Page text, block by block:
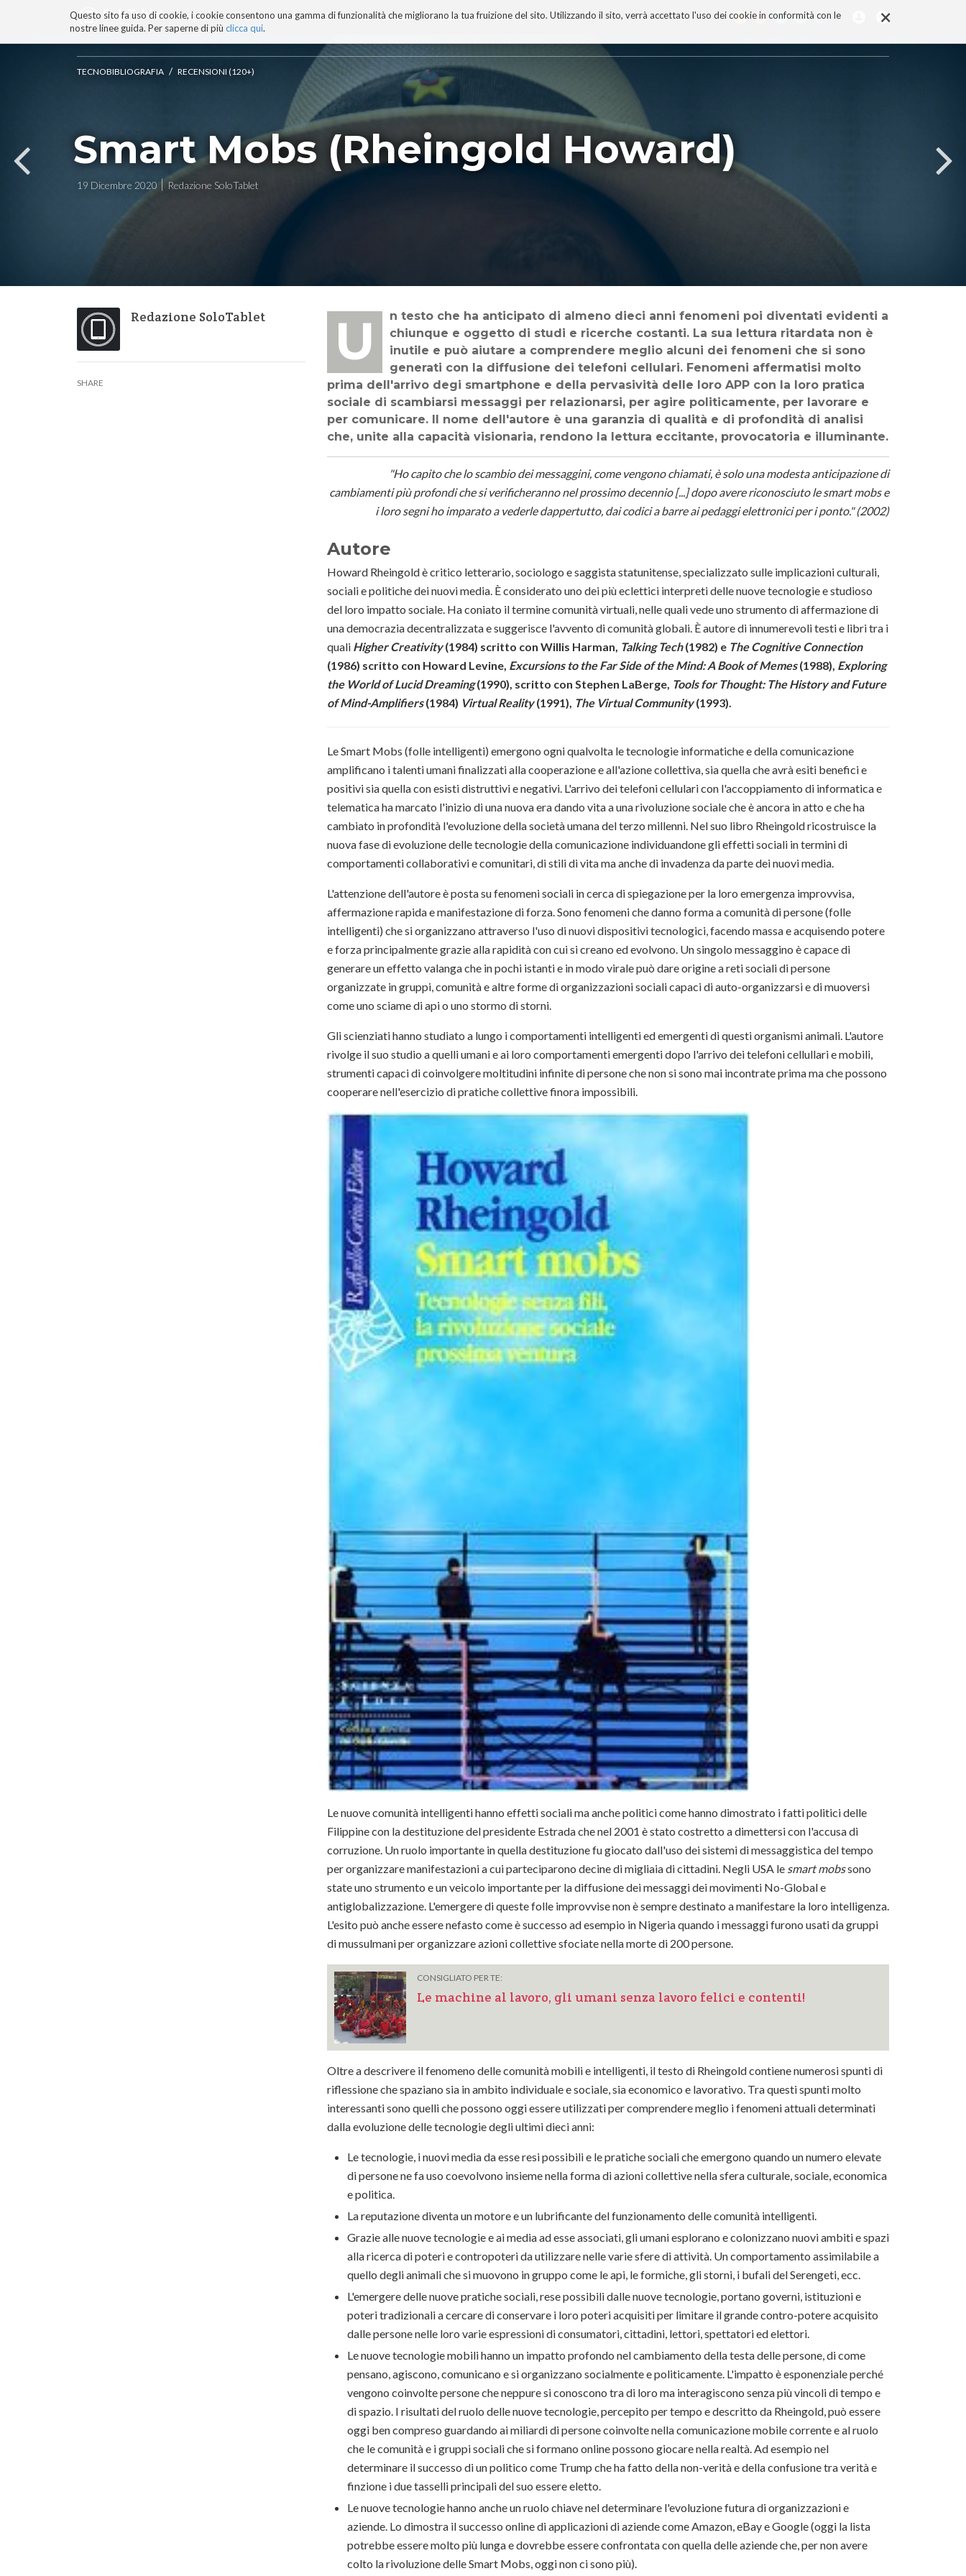
×
Questo sito fa uso di cookie, i cookie consentono una gamma di funzionalità che migliorano la tua fruizione del sito. Utilizzando il sito, verrà accettato l'uso dei cookie in conformità con le
nostre linee guida. Per saperne di più clicca qui.
BLOG TECNOCONSAPEVOLEZZA TECNOBIBLIOGRAFIA I MIEI LIBRI PROGETTO
ai
contenuti.
navigazione
TECNOBIBLIOGRAFIA / RECENSIONI (120+)
Smart Mobs (Rheingold Howard)
19 Dicembre 2020 Redazione SoloTablet
Redazione SoloTablet
SHARE
Un testo che ha anticipato di almeno dieci anni fenomeni poi diventati evidenti a
chiunque e oggetto di studi e ricerche costanti. La sua lettura ritardata non è
inutile e può aiutare a comprendere meglio alcuni dei fenomeni che si sono
generati con la diffusione dei telefoni cellulari. Fenomeni affermatisi molto
prima dell'arrivo degi smartphone e della pervasività delle loro APP con la loro pratica
sociale di scambiarsi messaggi per relazionarsi, per agire politicamente, per lavorare e
per comunicare. Il nome dell'autore è una garanzia di qualità e di profondità di analisi
che, unite alla capacità visionaria, rendono la lettura eccitante, provocatoria e illuminante.
"Ho capito che lo scambio dei messaggini, come vengono chiamati, è solo una modesta anticipazione di
cambiamenti più profondi che si verificheranno nel prossimo decennio [...] dopo avere riconosciuto le smart mobs e
i loro segni ho imparato a vederle dappertutto, dai codici a barre ai pedaggi elettronici per i ponto." (2002)
Autore
Howard Rheingold è critico letterario, sociologo e saggista statunitense, specializzato sulle implicazioni culturali,
sociali e politiche dei nuovi media. È considerato uno dei più eclettici interpreti delle nuove tecnologie e studioso
del loro impatto sociale. Ha coniato il termine comunità virtuali, nelle quali vede uno strumento di affermazione di
una democrazia decentralizzata e suggerisce l'avvento di comunità globali. È autore di innumerevoli testi e libri tra i
quali Higher Creativity(1984) scritto con Willis Harman Talking Tech(1982) e The Cognitive Connection
(1986) scritto con Howard Levine, Excursions to the Far Side of the Mind: A Book of Memes(1988), Exploring
the World of Lucid Dreaming(1990), scritto con Stephen LaBerge, Tools for Thought: The History and Future
of Mind-Amplifiers(1984) Virtual Reality(1991), The Virtual Community(1993).
Le Smart Mobs (folle intelligenti) emergono ogni qualvolta le tecnologie informatiche e della comunicazione
amplificano i talenti umani finalizzati alla cooperazione e all'azione collettiva, sia quella che avrà esiti benefici e
positivi sia quella con esisti distruttivi e negativi. L'arrivo dei telefoni cellulari con l'accoppiamento di informatica e
telematica ha marcato l'inizio di una nuova era dando vita a una rivoluzione sociale che è ancora in atto e che ha
cambiato in profondità l'evoluzione della società umana del terzo millenni. Nel suo libro Rheingold ricostruisce la
nuova fase di evoluzione delle tecnologie della comunicazione individuandone gli effetti sociali in termini di
comportamenti collaborativi e comunitari, di stili di vita ma anche di invadenza da parte dei nuovi media.
L'attenzione dell'autore è posta su fenomeni sociali in cerca di spiegazione per la loro emergenza improvvisa,
affermazione rapida e manifestazione di forza. Sono fenomeni che danno forma a comunità di persone (folle
intelligenti) che si organizzano attraverso l'uso di nuovi dispositivi tecnologici, facendo massa e acquisendo potere
e forza principalmente grazie alla rapidità con cui si creano ed evolvono. Un singolo messaggino è capace di
generare un effetto valanga che in pochi istanti e in modo virale può dare origine a reti sociali di persone
organizzate in gruppi, comunità e altre forme di organizzazioni sociali capaci di auto-organizzarsi e di muoversi
come uno sciame di api o uno stormo di storni.
Gli scienziati hanno studiato a lungo i comportamenti intelligenti ed emergenti di questi organismi animali. L'autore
rivolge il suo studio a quelli umani e ai loro comportamenti emergenti dopo l'arrivo dei telefoni cellullari e mobili,
strumenti capaci di coinvolgere moltitudini infinite di persone che non si sono mai incontrate prima ma che possono
cooperare nell'esercizio di pratiche collettive finora impossibili.
Le nuove comunità intelligenti hanno effetti sociali ma anche politici come hanno dimostrato i fatti politici delle
Filippine con la destituzione del presidente Estrada che nel 2001 è stato costretto a dimettersi con l'accusa di
corruzione. Un ruolo importante in quella destituzione fu giocato dall'uso dei sistemi di messaggistica del tempo
per organizzare manifestazioni a cui parteciparono decine di migliaia di cittadini. Negli USA le smart mobssono
state uno strumento e un veicolo importante per la diffusione dei messaggi dei movimenti No-Global e
antiglobalizzazione. L'emergere di queste folle improvvise non è sempre destinato a manifestare la loro intelligenza.
L'esito può anche essere nefasto come è successo ad esempio in Nigeria quando i messaggi furono usati da gruppi
di mussulmani per organizzare azioni collettive sfociate nella morte di 200 persone.
CONSIGLIATO PER TE:
Le machine al lavoro, gli umani senza lavoro felici e contenti!
Oltre a descrivere il fenomeno delle comunità mobili e intelligenti, il testo di Rheingold contiene numerosi spunti di
riflessione che spaziano sia in ambito individuale e sociale, sia economico e lavorativo. Tra questi spunti molto
interessanti sono quelli che possono oggi essere utilizzati per comprendere meglio i fenomeni attuali determinati
dalla evoluzione delle tecnologie degli ultimi dieci anni:
Le tecnologie, i nuovi media da esse resi possibili e le pratiche sociali che emergono quando un numero elevate
di persone ne fa uso coevolvono insieme nella forma di azioni collettive nella sfera culturale, sociale, economica
e politica.
La reputazione diventa un motore e un lubrificante del funzionamento delle comunità intelligenti.
Grazie alle nuove tecnologie e ai media ad esse associati, gli umani esplorano e colonizzano nuovi ambiti e spazi
alla ricerca di poteri e contropoteri da utilizzare nelle varie sfere di attività. Un comportamento assimilabile a
quello degli animali che si muovono in gruppo come le api, le formiche, gli storni, i bufali del Serengeti, ecc.
L'emergere delle nuove pratiche sociali, rese possibili dalle nuove tecnologie, portano governi, istituzioni e
poteri tradizionali a cercare di conservare i loro poteri acquisiti per limitare il grande contro-potere acquisito
dalle persone nelle loro varie espressioni di consumatori, cittadini, lettori, spettatori ed elettori.
Le nuove tecnologie mobili hanno un impatto profondo nel cambiamento della testa delle persone, di come
pensano, agiscono, comunicano e si organizzano socialmente e politicamente. L'impatto è esponenziale perché
vengono coinvolte persone che neppure si conoscono tra di loro ma interagiscono senza più vincoli di tempo e
di spazio. I risultati del ruolo delle nuove tecnologie, percepito per tempo e descritto da Rheingold, può essere
oggi ben compreso guardando ai miliardi di persone coinvolte nella comunicazione mobile corrente e al ruolo
che le comunità e i gruppi sociali che si formano online possono giocare nella realtà. Ad esempio nel
determinare il successo di un politico come Trump che ha fatto della non-verità e della confusione tra verità e
finzione i due tasselli principali del suo essere eletto.
Le nuove tecnologie hanno anche un ruolo chiave nel determinare l'evoluzione futura di organizzazioni e
aziende. Lo dimostra il successo online di applicazioni di aziende come Amazon, eBay e Google (oggi la lista
potrebbe essere molto più lunga e dovrebbe essere confrontata con quella delle aziende che, per non avere
colto la rivoluzione delle Smart Mobs, oggi non ci sono più).